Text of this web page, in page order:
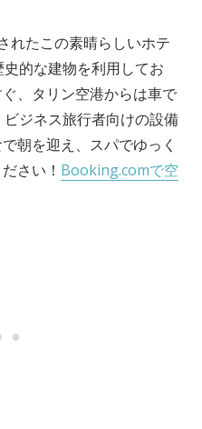
れたこの素晴らしいホテ
的な建物を利用してお
、タリン空港からは車で
ジネス旅行者向けの設備
朝を迎え、スパでゆっく
さい！ Booking.comで空